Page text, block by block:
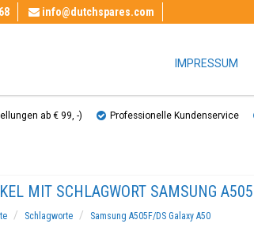
info@dutchspares.com
IMPRESSUM
ab € 99, ​​-) Professionelle Kundenservice
MIT SCHLAGWORT SAMSUNG
Schlagworte
Samsung A505F/DS Galaxy A50